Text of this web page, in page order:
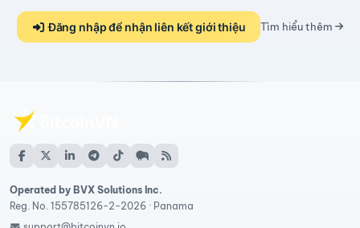
Đăng nhập để nhận liên kết giới thiệu Tìm hiểu thêm
Operated by BVX Solutions Inc.
Reg. No. 155785126-2-2026 · Panama